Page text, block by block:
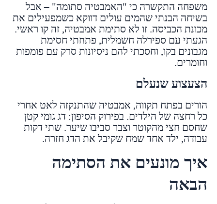
משפחה התקשרה כי "האמבטיה סתומה" – אבל
בשיחה הבנתי שהמים עולים דווקא כשמפעילים את
מכונת הכביסה. זו לא סתימת אמבטיה, זה קו ראשי.
הגעתי עם ספירלה חשמלית, פתחתי חסימת
מגבונים בקו, וחסכתי להם ניסיונות סרק עם פומפות
וחומרים.
הצעצוע שנעלם
הורים בפתח תקווה, אמבטיה שהתנקזה לאט אחרי
כל רחצה של הילדים. בפירוק הסיפון: דג גומי קטן
שחסם חצי מהקוטר וצבר סביבו שיער. שתי דקות
עבודה, ילד אחד שמח שקיבל את הדג חזרה.
איך מונעים את הסתימה
הבאה